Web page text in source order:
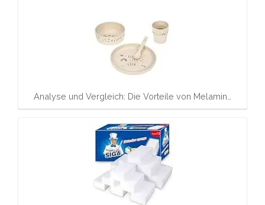
Analyse und Vergleich: Die Vorteile von Melamin…